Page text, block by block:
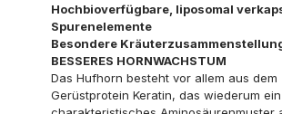
Hochbioverfügbare, liposomal
Spurenelemente
Besondere
BESSERES HORNWACHSTUM
Das Hufhorn besteht vor allem aus dem
Gerüstprotein Keratin, das wiederum ein